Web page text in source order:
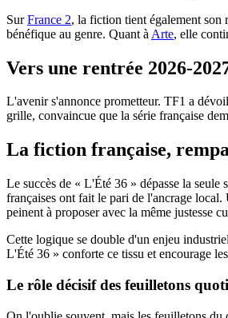
SurFrance 2, la fiction tient également son
bénéfique au genre. Quant à Arte, elle
Vers une rentrée 2026-
L'avenir s'annonce prometteur. TF1 a
grille, convaincue que la série française
La fiction française,
Le succès de « L'Été 36 » dépasse la seule
françaises ont fait le pari de l'ancrage
peinent à proposer avec la même justesse
Cette logique se double d'un enjeu
L'Été 36 » conforte ce tissu et encourage
Le rôle décisif des feuilletons